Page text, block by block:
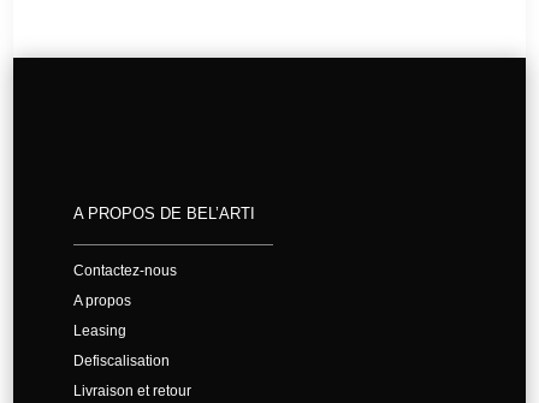
A PROPOS DE BEL’ARTI
Contactez-nous
A propos
Leasing
Defiscalisation
Livraison et retour